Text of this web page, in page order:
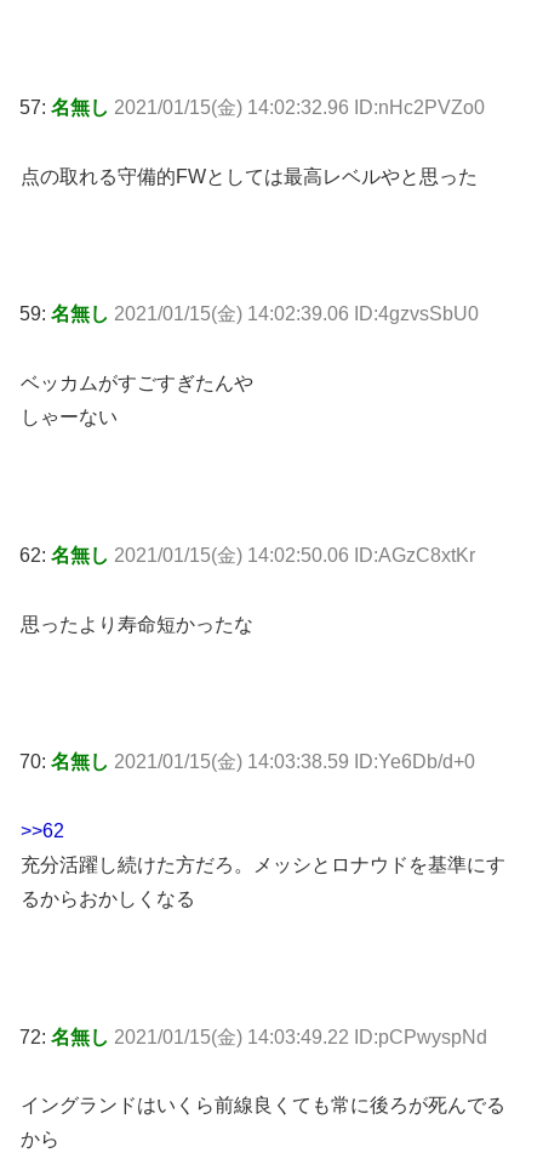
57: 名無し 2021/01/15(金) 14:02:32.96 ID:nHc2PVZo0
点の取れる守備的FWとしては最高レベルやと思った
59: 名無し 2021/01/15(金) 14:02:39.06 ID:4gzvsSbU0
ベッカムがすごすぎたんや
しゃーない
62: 名無し 2021/01/15(金) 14:02:50.06 ID:AGzC8xtKr
思ったより寿命短かったな
70: 名無し 2021/01/15(金) 14:03:38.59 ID:Ye6Db/d+0
>>62
充分活躍し続けた方だろ。メッシとロナウドを基準にす
るからおかしくなる
72: 名無し 2021/01/15(金) 14:03:49.22 ID:pCPwyspNd
イングランドはいくら前線良くても常に後ろが死んでる
から